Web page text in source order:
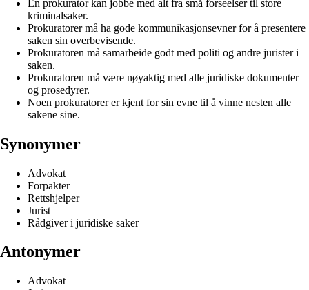
En prokurator kan jobbe med alt fra små forseelser til store
kriminalsaker.
Prokuratorer må ha gode kommunikasjonsevner for å presentere
saken sin overbevisende.
Prokuratoren må samarbeide godt med politi og andre jurister i
saken.
Prokuratoren må være nøyaktig med alle juridiske dokumenter
og prosedyrer.
Noen prokuratorer er kjent for sin evne til å vinne nesten alle
sakene sine.
Synonymer
Advokat
Forpakter
Rettshjelper
Jurist
Rådgiver i juridiske saker
Antonymer
Advokat